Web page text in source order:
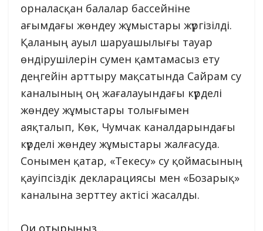
орналасқан балалар бассейніне
ағымдағы жөндеу жұмыстары жүргізілді.
Қаланың ауыл шаруашылығы тауар
өндірушілерін сумен қамтамасыз ету
деңгейін арттыру мақсатында Сайрам су
каналының оң жағалауындағы күрделі
жөндеу жұмыстары толығымен
аяқталып, Көк, Чумчак каналдарындағы
күрделі жөндеу жұмыстары жалғасуда.
Сонымен қатар, «Текесу» су қоймасының
қауіпсіздік декларациясы мен «Бозарық»
каналына зерттеу актісі жасалды.
Оқи отырыңыз...